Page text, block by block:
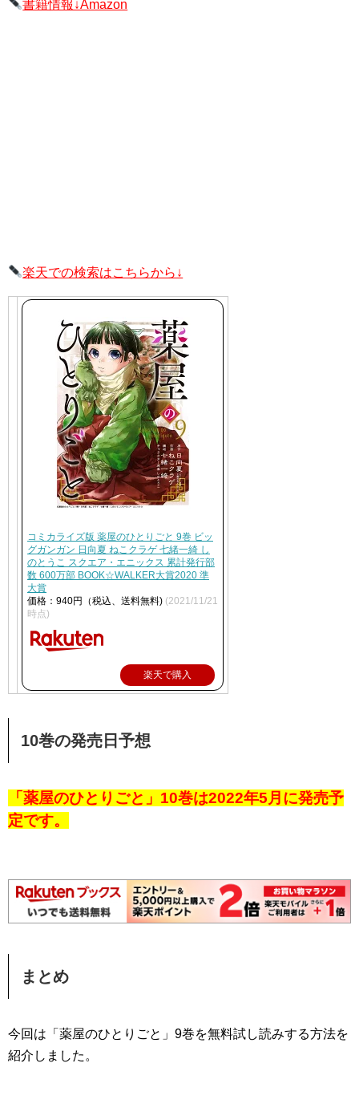
書籍情報↓Amazon
楽天での検索はこちらから↓
コミカライズ版 薬屋のひとりごと 9巻 ビッ
グガンガン 日向夏 ねこクラゲ 七緒一綺 し
のとうこ スクエア・エニックス 累計発行部
数 600万部 BOOK☆WALKER大賞2020 準
大賞
価格：940円（税込、送料無料) (2021/11/21
時点)
楽天で購入
10巻の発売日予想
「薬屋のひとりごと」10巻は2022年5月に発売予
定です。
まとめ
今回は「薬屋のひとりごと」9巻を無料試し読みする方法を
紹介しました。